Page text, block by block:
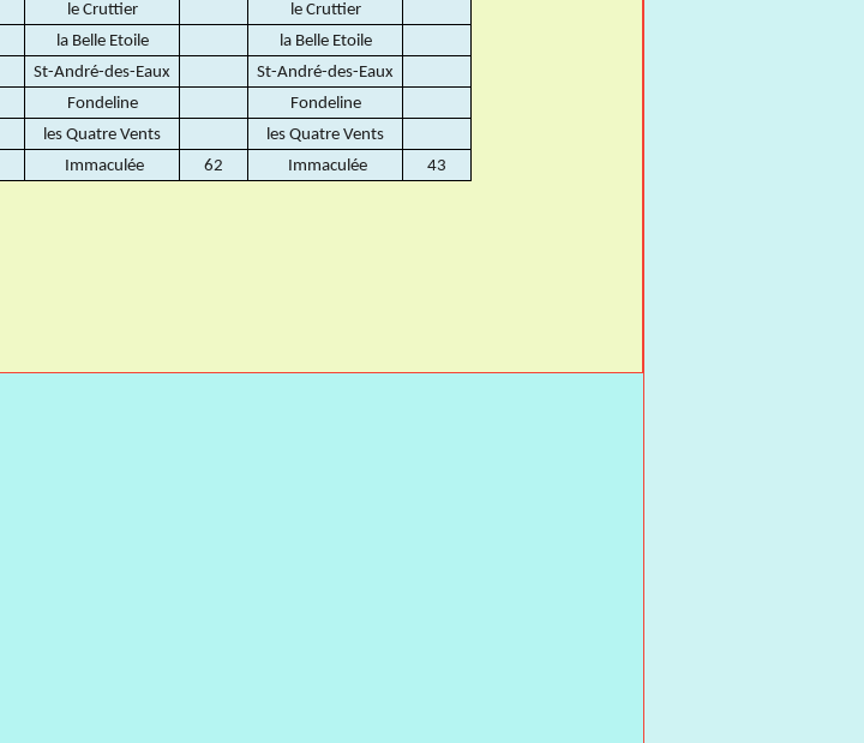
le Cruttier
le Cruttier
la Belle Etoile
la Belle Etoile
St-André-des-Eaux
St-André-des-Eaux
Fondeline
Fondeline
les Quatre Vents
les Quatre Vents
Immaculée 62 Immaculée 43